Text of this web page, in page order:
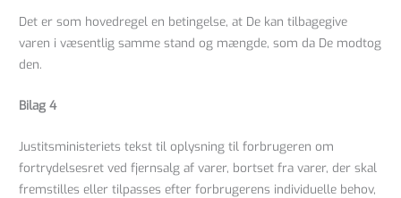
Det er som hovedregel en betingelse, at De kan tilbagegive
varen i væsentlig samme stand og mængde, som da De modtog
den.
Bilag 4
Justitsministeriets tekst til oplysning til forbrugeren om
fortrydelsesret ved fjernsalg af varer, bortset fra varer, der skal
fremstilles eller tilpasses efter forbrugerens individuelle behov,